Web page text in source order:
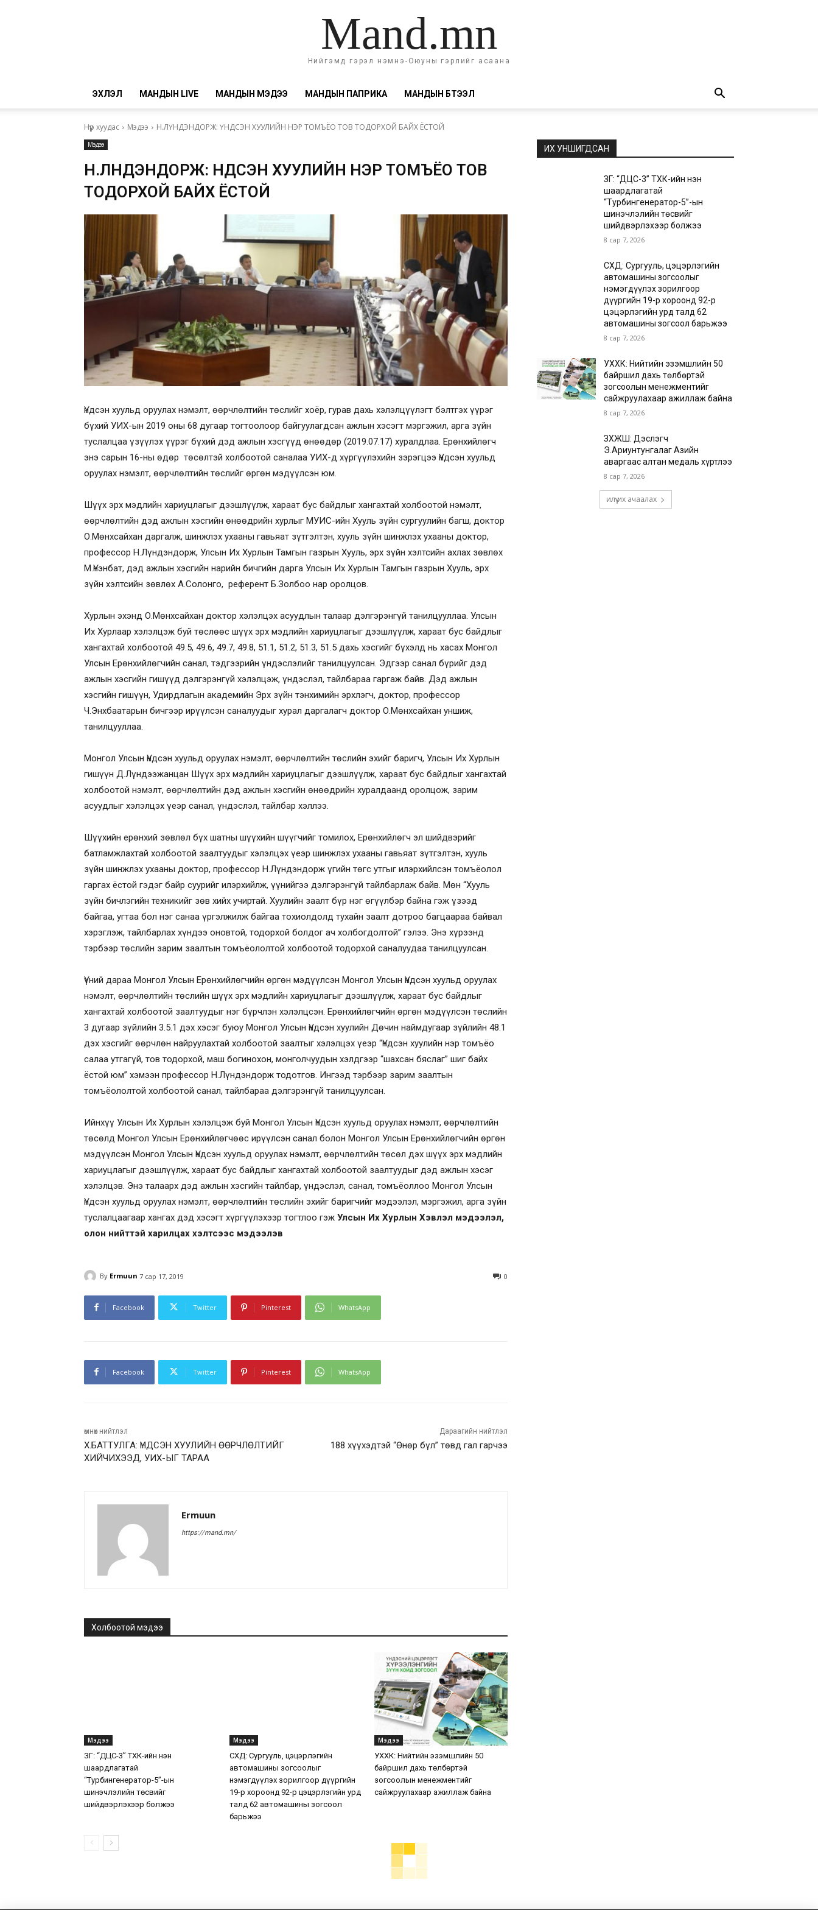
Mand.mn
Нийгэмд гэрэл нэмнэ-Оюуны гэрлийг асаана
ЭХЛЭЛ МАНДЫН LIVE МАНДЫН МЭДЭЭ МАНДЫН ПАПРИКА МАНДЫН БҮТЭЭЛ
Нүүр хуудас Мэдээ Н.ЛҮНДЭНДОРЖ: ҮНДСЭН ХУУЛИЙН НЭР ТОМЪЁО ТОВ ТОДОРХОЙ БАЙХ ЁСТОЙ
Мэдээ
Н.ЛҮНДЭНДОРЖ: ҮНДСЭН ХУУЛИЙН НЭР ТОМЪЁО ТОВ
ТОДОРХОЙ БАЙХ ЁСТОЙ
Үндсэн хуульд оруулах нэмэлт, өөрчлөлтийн төслийг хоёр, гурав дахь хэлэлцүүлэгт бэлтгэх үүрэг
бүхий УИХ-ын 2019 оны 68 дугаар тогтоолоор байгуулагдсан ажлын хэсэгт мэргэжил, арга зүйн
туслалцаа үзүүлэх үүрэг бүхий дэд ажлын хэсгүүд өнөөдөр (2019.07.17) хуралдлаа. Ерөнхийлөгч
энэ сарын 16-ны өдөр төсөлтэй холбоотой саналаа УИХ-д хүргүүлэхийн зэрэгцээ Үндсэн хуульд
оруулах нэмэлт, өөрчлөлтийн төслийг өргөн мэдүүлсэн юм.
Шүүх эрх мэдлийн хариуцлагыг дээшлүүлж, хараат бус байдлыг хангахтай холбоотой нэмэлт,
өөрчлөлтийн дэд ажлын хэсгийн өнөөдрийн хурлыг МУИС-ийн Хууль зүйн сургуулийн багш, доктор
О.Мөнхсайхан даргалж, шинжлэх ухааны гавьяат зүтгэлтэн, хууль зүйн шинжлэх ухааны доктор,
профессор Н.Лүндэндорж, Улсын Их Хурлын Тамгын газрын Хууль, эрх зүйн хэлтсийн ахлах зөвлөх
М.Үнэнбат, дэд ажлын хэсгийн нарийн бичгийн дарга Улсын Их Хурлын Тамгын газрын Хууль, эрх
зүйн хэлтсийн зөвлөх А.Солонго, референт Б.Золбоо нар оролцов.
Хурлын эхэнд О.Мөнхсайхан доктор хэлэлцэх асуудлын талаар дэлгэрэнгүй танилцууллаа. Улсын
Их Хурлаар хэлэлцэж буй төслөөс шүүх эрх мэдлийн хариуцлагыг дээшлүүлж, хараат бус байдлыг
хангахтай холбоотой 49.5, 49.6, 49.7, 49.8, 51.1, 51.2, 51.3, 51.5 дахь хэсгийг бүхэлд нь хасах Монгол
Улсын Ерөнхийлөгчийн санал, тэдгээрийн үндэслэлийг танилцуулсан. Эдгээр санал бүрийг дэд
ажлын хэсгийн гишүүд дэлгэрэнгүй хэлэлцэж, үндэслэл, тайлбараа гаргаж байв. Дэд ажлын
хэсгийн гишүүн, Удирдлагын академийн Эрх зүйн тэнхимийн эрхлэгч, доктор, профессор
Ч.Энхбаатарын бичгээр ирүүлсэн саналуудыг хурал даргалагч доктор О.Мөнхсайхан уншиж,
танилцууллаа.
Монгол Улсын Үндсэн хуульд оруулах нэмэлт, өөрчлөлтийн төслийн эхийг баригч, Улсын Их Хурлын
гишүүн Д.Лүндээжанцан Шүүх эрх мэдлийн хариуцлагыг дээшлүүлж, хараат бус байдлыг хангахтай
холбоотой нэмэлт, өөрчлөлтийн дэд ажлын хэсгийн өнөөдрийн хуралдаанд оролцож, зарим
асуудлыг хэлэлцэх үеэр санал, үндэслэл, тайлбар хэллээ.
Шүүхийн ерөнхий зөвлөл бүх шатны шүүхийн шүүгчийг томилох, Ерөнхийлөгч эл шийдвэрийг
батламжлахтай холбоотой заалтуудыг хэлэлцэх үеэр шинжлэх ухааны гавьяат зүтгэлтэн, хууль
зүйн шинжлэх ухааны доктор, профессор Н.Лүндэндорж үгийн төгс утгыг илэрхийлсэн томъёолол
гаргах ёстой гэдэг байр суурийг илэрхийлж, үүнийгээ дэлгэрэнгүй тайлбарлаж байв. Мөн “Хууль
зүйн бичлэгийн техникийг зөв хийх учиртай. Хуулийн заалт бүр нэг өгүүлбэр байна гэж үзээд
байгаа, угтаа бол нэг санаа үргэлжилж байгаа тохиолдолд тухайн заалт дотроо багцаараа байвал
хэрэглэж, тайлбарлах хүндээ оновтой, тодорхой болдог ач холбогдолтой” гэлээ. Энэ хүрээнд
тэрбээр төслийн зарим заалтын томъёололтой холбоотой тодорхой саналуудаа танилцуулсан.
Үүний дараа Монгол Улсын Ерөнхийлөгчийн өргөн мэдүүлсэн Монгол Улсын Үндсэн хуульд оруулах
нэмэлт, өөрчлөлтийн төслийн шүүх эрх мэдлийн хариуцлагыг дээшлүүлж, хараат бус байдлыг
хангахтай холбоотой заалтуудыг нэг бүрчлэн хэлэлцсэн. Ерөнхийлөгчийн өргөн мэдүүлсэн төслийн
3 дугаар зүйлийн 3.5.1 дэх хэсэг буюу Монгол Улсын Үндсэн хуулийн Дөчин наймдугаар зүйлийн 48.1
дэх хэсгийг өөрчлөн найруулахтай холбоотой заалтыг хэлэлцэх үеэр “Үндсэн хуулийн нэр томъёо
салаа утгагүй, тов тодорхой, маш богинохон, монголчуудын хэлдгээр “шахсан бяслаг” шиг байх
ёстой юм” хэмээн профессор Н.Лүндэндорж тодотгов. Ингээд тэрбээр зарим заалтын
томъёололтой холбоотой санал, тайлбараа дэлгэрэнгүй танилцуулсан.
Ийнхүү Улсын Их Хурлын хэлэлцэж буй Монгол Улсын Үндсэн хуульд оруулах нэмэлт, өөрчлөлтийн
төсөлд Монгол Улсын Ерөнхийлөгчөөс ирүүлсэн санал болон Монгол Улсын Ерөнхийлөгчийн өргөн
мэдүүлсэн Монгол Улсын Үндсэн хуульд оруулах нэмэлт, өөрчлөлтийн төсөл дэх шүүх эрх мэдлийн
хариуцлагыг дээшлүүлж, хараат бус байдлыг хангахтай холбоотой заалтуудыг дэд ажлын хэсэг
хэлэлцэв. Энэ талаарх дэд ажлын хэсгийн тайлбар, үндэслэл, санал, томъёоллоо Монгол Улсын
Үндсэн хуульд оруулах нэмэлт, өөрчлөлтийн төслийн эхийг баригчийг мэдээлэл, мэргэжил, арга зүйн
туслалцаагаар хангах дэд хэсэгт хүргүүлэхээр тогтлоо гэж Улсын Их Хурлын Хэвлэл мэдээлэл,
олон нийттэй харилцах хэлтсээс мэдээлэв
By Ermuun 7 сар 17, 2019 0
Facebook Twitter Pinterest WhatsApp
Facebook Twitter Pinterest WhatsApp
өмнөх нийтлэл
Х.БАТТУЛГА: ҮНДСЭН ХУУЛИЙН ӨӨРЧЛӨЛТИЙГ
ХИЙЧИХЭЭД, УИХ-ЫГ ТАРАА
Дараагийн нийтлэл
188 хүүхэдтэй “Өнөр бүл” төвд гал гарчээ
Ermuun
https://mand.mn/
Холбоотой мэдээ
Мэдээ
ЗГ: “ДЦС-3” ТӨХК-ийн нэн
шаардлагатай
“Турбингенератор-5”-ын
шинэчлэлийн төсвийг
шийдвэрлэхээр болжээ
Мэдээ
СХД: Сургууль, цэцэрлэгийн
автомашины зогсоолыг
нэмэгдүүлэх зорилгоор дүүргийн
19-р хороонд 92-р цэцэрлэгийн урд
талд 62 автомашины зогсоол
барьжээ
Мэдээ
УХХК: Нийтийн эзэмшлийн 50
байршил дахь төлбөртэй
зогсоолын менежментийг
сайжруулахаар ажиллаж байна
ИХ УНШИГДСАН
ЗГ: “ДЦС-3” ТӨХК-ийн нэн
шаардлагатай
“Турбингенератор-5”-ын
шинэчлэлийн төсвийг
шийдвэрлэхээр болжээ
8 сар 7, 2026
СХД: Сургууль, цэцэрлэгийн
автомашины зогсоолыг
нэмэгдүүлэх зорилгоор
дүүргийн 19-р хороонд 92-р
цэцэрлэгийн урд талд 62
автомашины зогсоол барьжээ
8 сар 7, 2026
УХХК: Нийтийн эзэмшлийн 50
байршил дахь төлбөртэй
зогсоолын менежментийг
сайжруулахаар ажиллаж байна
8 сар 7, 2026
ЗХЖШ: Дэслэгч
Э.Ариунтунгалаг Азийн
аваргаас алтан медаль хүртлээ
8 сар 7, 2026
илүү их ачаалах